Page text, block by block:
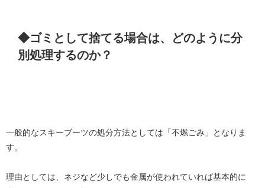
◆ゴミとして捨てる場合は、どのように分
別処理するのか？
一般的なスキーブーツの処分方法としては「不燃ごみ」となりま
す。
理由としては、ネジなど少しでも金属が使われていれば基本的に